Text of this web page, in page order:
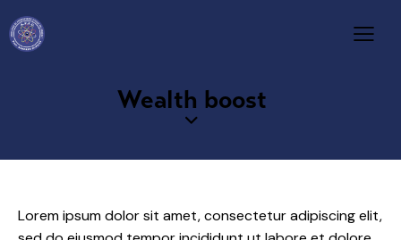
Wealth boost
Lorem ipsum dolor sit amet, consectetur adipiscing elit,